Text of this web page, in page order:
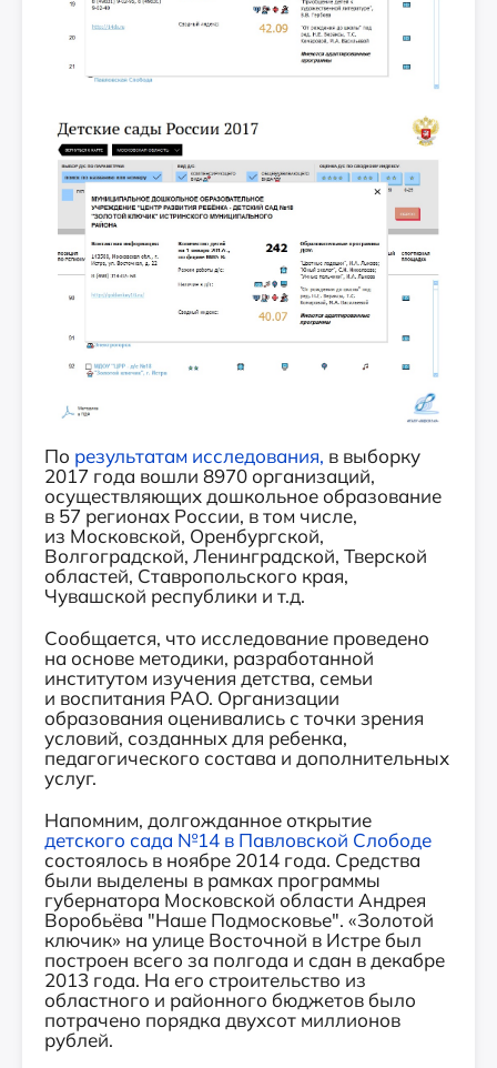
По результатам исследования, в выборку
2017 года вошли 8970 организаций,
осуществляющих дошкольное образование
в 57 регионах России, в том числе,
из Московской, Оренбургской,
Волгоградской, Ленинградской, Тверской
областей, Ставропольского края,
Чувашской республики и т.д.
Сообщается, что исследование проведено
на основе методики, разработанной
институтом изучения детства, семьи
и воспитания РАО. Организации
образования оценивались с точки зрения
условий, созданных для ребенка,
педагогического состава и дополнительных
услуг.
Напомним, долгожданное открытие
детского сада №14 в Павловской Слободе
состоялось в ноябре 2014 года. Средства
были выделены в рамках программы
губернатора Московской области Андрея
Воробьёва "Наше Подмосковье". «Золотой
ключик» на улице Восточной в Истре был
построен всего за полгода и сдан в декабре
2013 года. На его строительство из
областного и районного бюджетов было
потрачено порядка двухсот миллионов
рублей.